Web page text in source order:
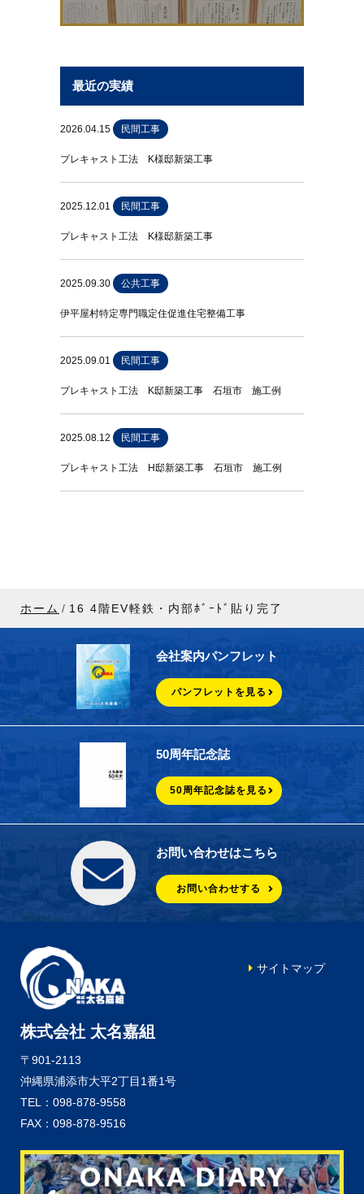
最近の実績
2026.04.15 民間工事
プレキャスト工法 K様邸新築工事
2025.12.01 民間工事
プレキャスト工法 K様邸新築工事
2025.09.30 公共工事
伊平屋村特定専門職定住促進住宅整備工事
2025.09.01 民間工事
プレキャスト工法 K邸新築工事 石垣市 施工例
2025.08.12 民間工事
プレキャスト工法 H邸新築工事 石垣市 施工例
ホーム 16 4階EV軽鉄・内部ﾎﾞｰﾄﾞ貼り完了
会社案内パンフレット
パンフレットを見る
50周年記念誌
50周年記念誌を見る
お問い合わせはこちら
お問い合わせする
株式会社 太名嘉組
〒901-2113
沖縄県浦添市大平2丁目1番1号
TEL：098-878-9558
FAX：098-878-9516
サイトマップ